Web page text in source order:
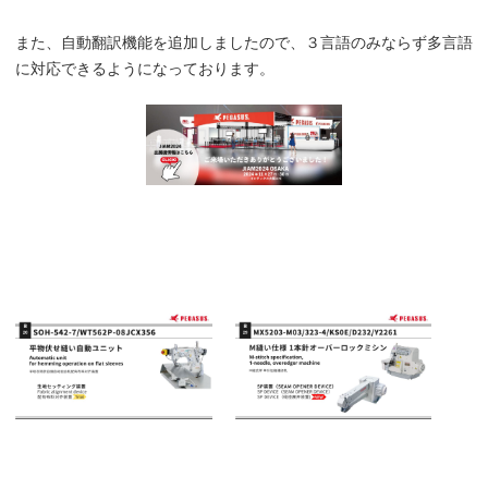
また、自動翻訳機能を追加しましたので、３言語のみならず多言語
に対応できるようになっております。